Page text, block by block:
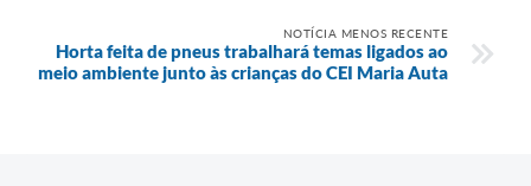
NOTÍCIA MENOS RECENTE
Horta feita de pneus trabalhará temas ligados ao
meio ambiente junto às crianças do CEI Maria Auta